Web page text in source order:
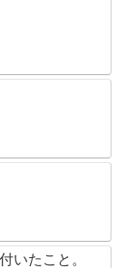
いたこと。